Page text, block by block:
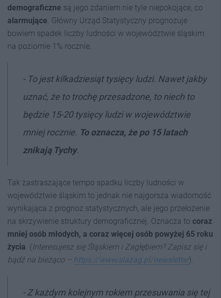
demograficzne są jego zdaniem nie tyle niepokojące, co
alarmujące. Główny Urząd Statystyczny prognozuje
bowiem spadek liczby ludności w województwie śląskim
na poziomie 1% rocznie.
- To jest kilkadziesiąt tysięcy ludzi. Nawet jakby
uznać, że to trochę przesadzone, to niech to
będzie 15-20 tysięcy ludzi w województwie
mniej rocznie. To oznacza, że po 15 latach
znikają Tychy.
Tak zastraszające tempo spadku liczby ludności w
województwie śląskim to jednak nie najgorsza wiadomość
wynikająca z prognoz statystycznych, ale jego przełożenie
na skrzywienie struktury demograficznej. Oznacza to coraz
mniej osób młodych, a coraz więcej osób powyżej 65 roku
życia. (Interesujesz się Śląskiem i Zagłębiem? Zapisz się i
bądź na bieżąco – https://www.slazag.pl/newsletter).
- Z każdym kolejnym rokiem przesuwania się tej